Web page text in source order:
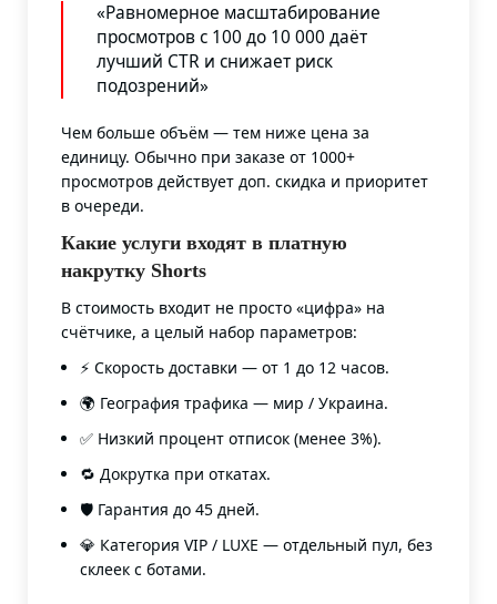
«Равномерное масштабирование
просмотров с 100 до 10 000 даёт
лучший CTR и снижает риск
подозрений»
Чем больше объём — тем ниже цена за
единицу. Обычно при заказе от 1000+
просмотров действует доп. скидка и приоритет
в очереди.
Какие услуги входят в платную
накрутку Shorts
В стоимость входит не просто «цифра» на
счётчике, а целый набор параметров:
⚡ Скорость доставки — от 1 до 12 часов.
🌍 География трафика — мир / Украина.
✅ Низкий процент отписок (менее 3%).
🔁 Докрутка при откатах.
🛡️ Гарантия до 45 дней.
💎 Категория VIP / LUXE — отдельный пул, без
склеек с ботами.